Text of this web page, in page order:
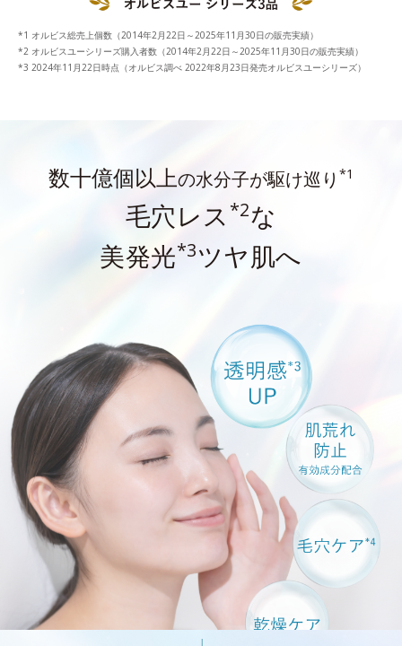
オルビス総売上個数（2014年2月22日～2025年11月30日の販売実績）
オルビスユーシリーズ購入者数（2014年2月22日～2025年11月30日の販売実績）
2024年11月22日時点（オルビス調べ 2022年8月23日発売オルビスユーシリーズ）
数十億個以上の水分子が駆け巡り *1
毛穴レス *2な
美発光*3ツヤ肌へ